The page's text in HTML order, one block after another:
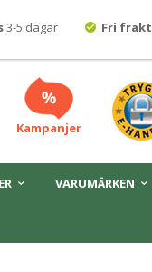
3-5 dagar Fri frakt
Kampanjer
VARUMÄRKEN